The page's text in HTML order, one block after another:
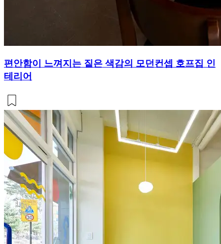
편안함이 느껴지는 짙은 색감의 모던컨셉 호프집 인
테리어